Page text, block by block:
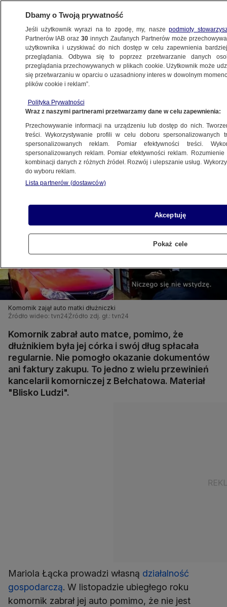
POLSKA
to zabór mienia"
12.03.2016, 20:52
Udostępnij
Komornik zajął auto matki dłużniczki
Źródło wideo: tvn24 Źródło zdj. gł.: tvn24
Komornik zabrał auto matce, pomimo, że
dłużnikiem była jej córka i swój dług spłacała
regularnie. Nie pomogło okazanie dokumentów
ani faktury zakupu. To jedno z wielu przewinień
kancelarii komorniczej z Bełchatowa. Materiał
"Blisko Ludzi".
Mariola Łącka prowadzi własną działalność
gospodarczą. W listopadzie ubiegłego roku
komornik zabrał jej auto pomimo, że nie jest
Dbamy o Twoją prywatność
Jeśli użytkownik wyrazi na to zgodę, my, naszepodmioty
Partnerów IAB oraz30 innych Zaufanych Partnerów może
użytkownika i uzyskiwać do nich dostęp w celu zapewnienia
przeglądania. Odbywa się to poprzez przetwarzanie danych
przeglądania przechowywanych w plikach cookie. Użytkownik może
się przetwarzaniu w oparciu o uzasadniony interes w dowolnym
plików cookie i reklam”.
Polityka Prywatności
Wraz z naszymi partnerami przetwarzamy dane w celu zapewnienia:
Przechowywanie informacji na urządzeniu lub dostęp do nich.
treści. Wykorzystywanie profili w celu doboru spersonalizowanych
spersonalizowanych reklam. Pomiar efektywności treści.
spersonalizowanych reklam. Pomiar efektywności reklam.
kombinacji danych z różnych źródeł. Rozwój i ulepszanie usług.
do wyboru reklam.
Lista partnerów (dostawców)
Akceptuję
Pokaż cele